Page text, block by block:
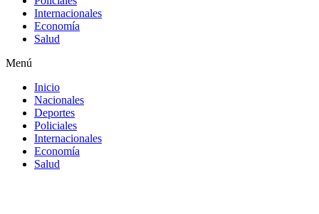
Internacionales
Economía
Salud
Menú
Inicio
Nacionales
Deportes
Policiales
Internacionales
Economía
Salud